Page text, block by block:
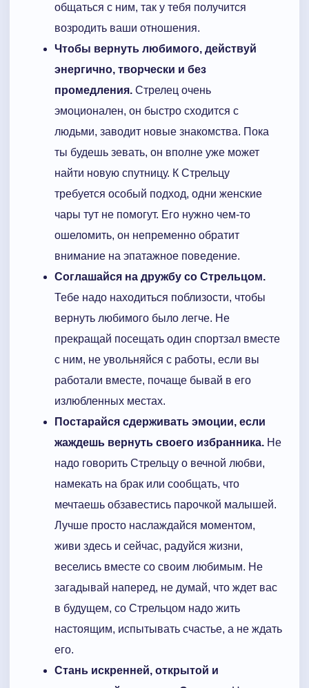
общаться с ним, так у тебя получится
возродить ваши отношения.
Чтобы вернуть любимого, действуй
энергично, творчески и без
промедления. Стрелец очень
эмоционален, он быстро сходится с
людьми, заводит новые знакомства. Пока
ты будешь зевать, он вполне уже может
найти новую спутницу. К Стрельцу
требуется особый подход, одни женские
чары тут не помогут. Его нужно чем-то
ошеломить, он непременно обратит
внимание на эпатажное поведение.
Соглашайся на дружбу со Стрельцом.
Тебе надо находиться поблизости, чтобы
вернуть любимого было легче. Не
прекращай посещать один спортзал вместе
с ним, не увольняйся с работы, если вы
работали вместе, почаще бывай в его
излюбленных местах.
Постарайся сдерживать эмоции, если
жаждешь вернуть своего избранника. Не
надо говорить Стрельцу о вечной любви,
намекать на брак или сообщать, что
мечтаешь обзавестись парочкой малышей.
Лучше просто наслаждайся моментом,
живи здесь и сейчас, радуйся жизни,
веселись вместе со своим любимым. Не
загадывай наперед, не думай, что ждет вас
в будущем, со Стрельцом надо жить
настоящим, испытывать счастье, а не ждать
его.
Стань искренней, открытой и